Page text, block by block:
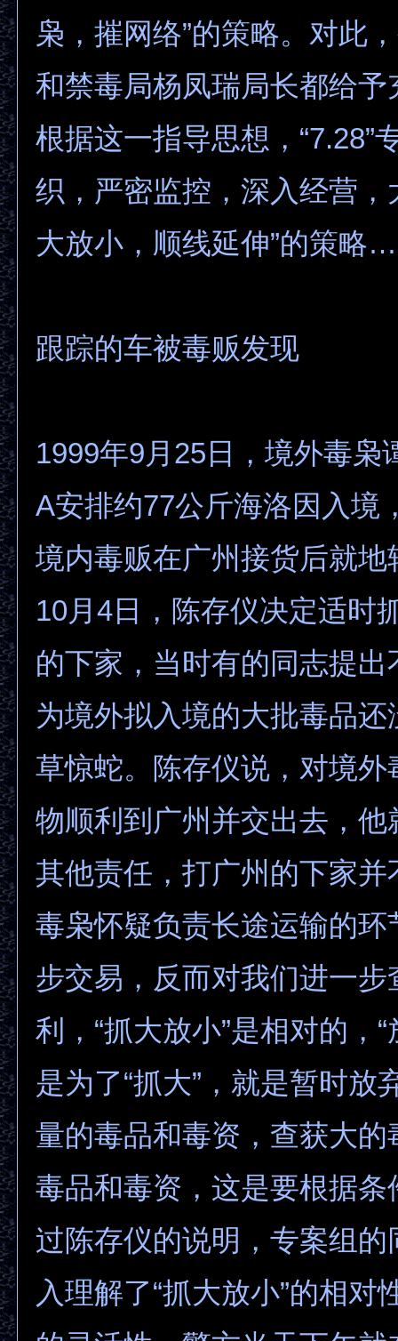
枭，摧网络”的策略。对此
和禁毒局杨凤瑞局长都给予
根据这一指导思想，“7.28”
织，严密监控，深入经营，
大放小，顺线延伸”的策
跟踪的车被毒贩发现
1999年9月25日，境外毒枭
A安排约77公斤海洛因入境
境内毒贩在广州接货后就地
10月4日，陈存仪决定适时
的下家，当时有的同志提出
为境外拟入境的大批毒品还
草惊蛇。陈存仪说，对境外
物顺利到广州并交出去，他
其他责任，打广州的下家并
毒枭怀疑负责长途运输的环
步交易，反而对我们进一步
利，“抓大放小”是相对的，
是为了“抓大”，就是暂时放
量的毒品和毒资，查获大的
毒品和毒资，这是要根据条
过陈存仪的说明，专案组的
入理解了“抓大放小”的相对